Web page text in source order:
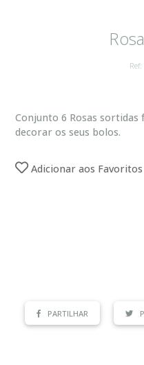
Conjunto 6 Rosas
decorar os seus bolos.
Adicionar aos Favoritos
PARTILHAR